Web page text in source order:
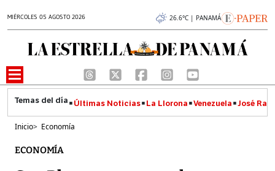
MIÉRCOLES 05 AGOSTO 2026 26.6°C | PANAMÁ
Últimas Noticias La Llorona Venezuela José
Inicio> Economía
ECONOMÍA